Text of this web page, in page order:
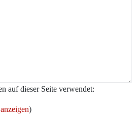
auf dieser Seite verwendet:
)